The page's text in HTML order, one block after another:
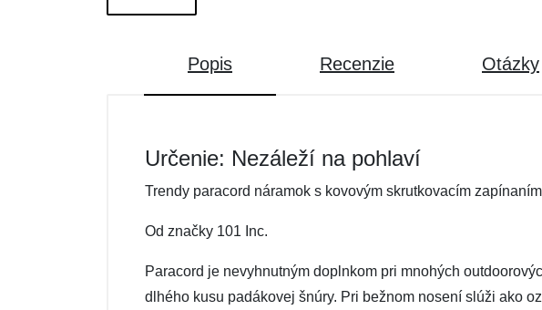
Popis Recenzie Otázky
Určenie: Nezáleží na pohlaví
Trendy paracord náramok s kovovým skrutkovacím
Od značky 101 Inc.
Paracord je nevyhnutným doplnkom pri mnohých
dlhého kusu padákovej šnúry. Pri bežnom nosení slúži ako